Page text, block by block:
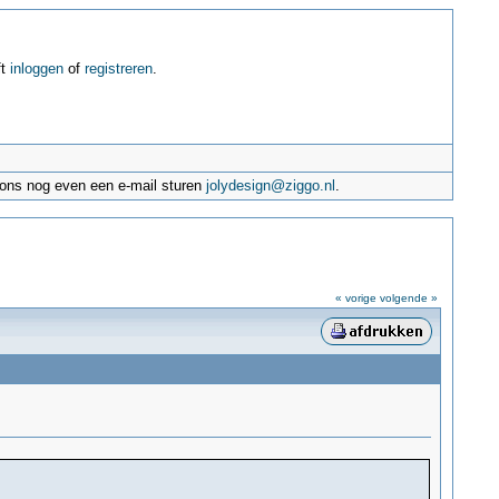
inloggenof registreren.
nog even een e-mail sturenjolydesign@ziggo.nl .
« vorige volgende »